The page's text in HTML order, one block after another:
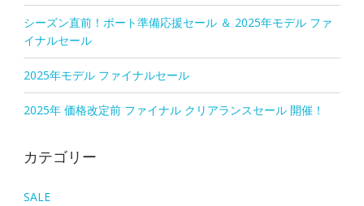
シーズン直前！ボート準備応援セール ＆ 2025年モデル ファ
イナルセール
2025年モデル ファイナルセール
2025年 価格改定前 ファイナル クリアランスセール 開催！
カテゴリー
SALE